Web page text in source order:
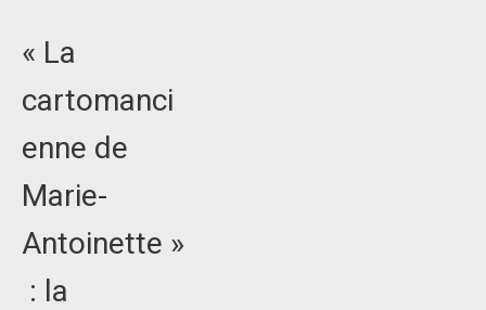
« La
cartomanci
enne de
Marie-
Antoinette »
: la